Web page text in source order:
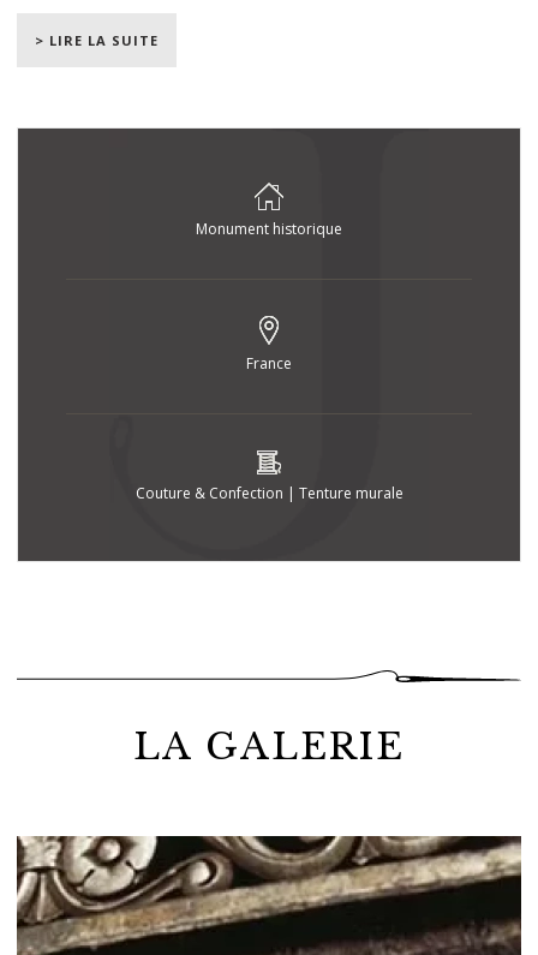
passementeries et fourrures ont ensuite été
Versailles.
> LIRE LA SUITE
Monument historique
France
Couture & Confection | Tenture murale
LA GALERIE